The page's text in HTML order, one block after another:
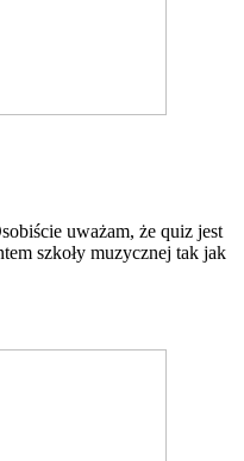
uważam, że quiz jest
szkoły muzycznej tak jak